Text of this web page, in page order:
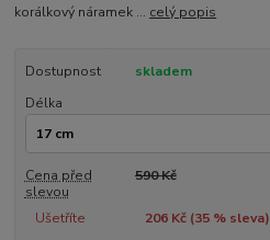
korálkový náramek ... celý popis
Dostupnost
skladem
Délka
Cena před
slevou
590 Kč
Ušetříte 206 Kč (35% sleva)